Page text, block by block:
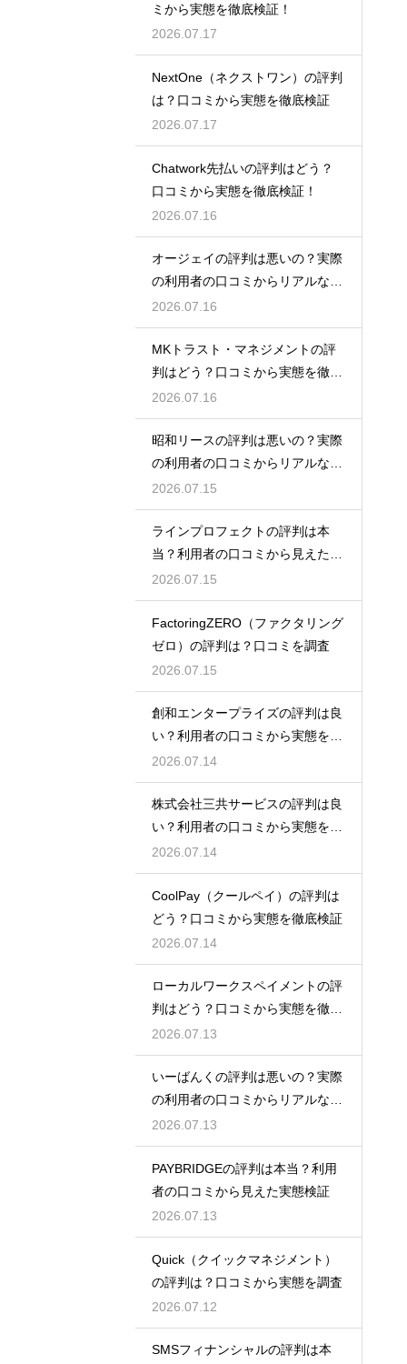
ミから実態を徹底検証！
2026.07.17
NextOne（ネクストワン）の評判
は？口コミから実態を徹底検証
2026.07.17
Chatwork先払いの評判はどう？
口コミから実態を徹底検証！
2026.07.16
オージェイの評判は悪いの？実際
の利用者の口コミからリアルな実
態検証
2026.07.16
MKトラスト・マネジメントの評
判はどう？口コミから実態を徹底
検証！
2026.07.16
昭和リースの評判は悪いの？実際
の利用者の口コミからリアルな実
態検証
2026.07.15
ラインプロフェクトの評判は本
当？利用者の口コミから見えた実
態検証
2026.07.15
FactoringZERO（ファクタリング
ゼロ）の評判は？口コミを調査
2026.07.15
創和エンタープライズの評判は良
い？利用者の口コミから実態を徹
底解説
2026.07.14
株式会社三共サービスの評判は良
い？利用者の口コミから実態を徹
底解説
2026.07.14
CoolPay（クールペイ）の評判は
どう？口コミから実態を徹底検証
2026.07.14
ローカルワークスペイメントの評
判はどう？口コミから実態を徹底
検証！
2026.07.13
いーばんくの評判は悪いの？実際
の利用者の口コミからリアルな実
態検証
2026.07.13
PAYBRIDGEの評判は本当？利用
者の口コミから見えた実態検証
2026.07.13
Quick（クイックマネジメント）
の評判は？口コミから実態を調査
2026.07.12
SMSフィナンシャルの評判は本